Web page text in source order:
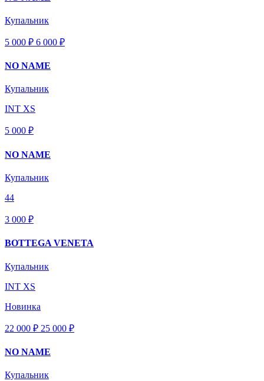
Купальник
5 000 ₽ 6 000 ₽
NO NAME
Купальник
INT XS
5 000 ₽
NO NAME
Купальник
44
3 000 ₽
BOTTEGA VENETA
Купальник
INT XS
Новинка
22 000 ₽ 25 000 ₽
NO NAME
Купальник